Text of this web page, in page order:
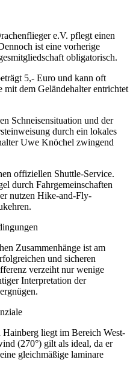
e.V. pflegt einen
ist eine vorherige
obligatorisch.
5,- Euro und kann oft
dem Geländehalter entrichtet
Schneisensituation und der
durch ein lokales
Uwe Knöchel zwingend
offiziellen Shuttle-Service.
durch Fahrgemeinschaften
nutzen Hike-and-Fly-
Zusammenhänge ist am
und sicheren
verzeiht nur wenige
Interpretation der
liegt im Bereich West-
(270°) gilt als ideal, da er
gleichmäßige laminare